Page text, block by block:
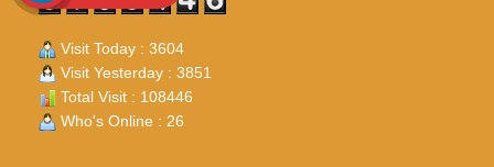
Visit Today : 3604
Visit Yesterday : 3851
Total Visit : 108446
Who's Online : 26